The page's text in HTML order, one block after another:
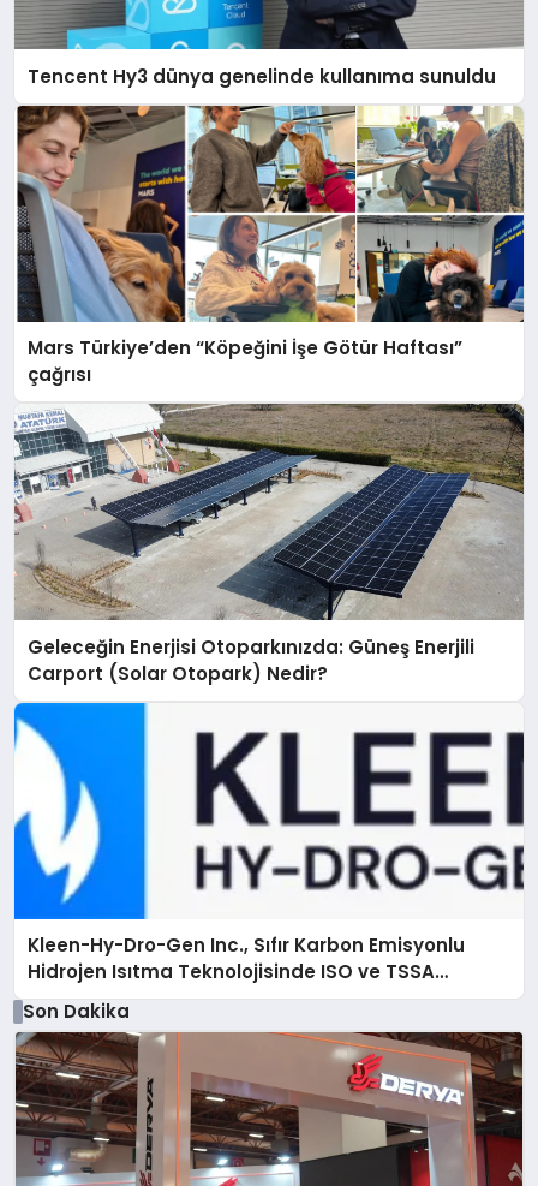
Tencent Hy3 dünya genelinde kullanıma sunuldu
Mars Türkiye’den “Köpeğini İşe Götür Haftası”
çağrısı
Geleceğin Enerjisi Otoparkınızda: Güneş Enerjili
Carport (Solar Otopark) Nedir?
Kleen-Hy-Dro-Gen Inc., Sıfır Karbon Emisyonlu
Hidrojen Isıtma Teknolojisinde ISO ve TSSA
Düzenleyici Onaylarını Aldı
Son Dakika